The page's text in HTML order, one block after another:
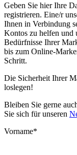
Geben Sie hier Ihre
registrieren. Eine/r
Ihnen in Verbindung
Kontos zu helfen und
Bedürfnisse Ihrer
bis zum Online-
Schritt.
Die Sicherheit Ihrer
loslegen!
Bleiben Sie gerne
Sie sich für unseren
Vorname*